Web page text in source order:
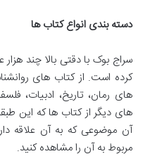
دسته بندی انواع کتاب ها
سراج بوک با دقتی بالا چند
کرده است. از کتاب های
های رمان، تاریخ، ادبیات،
های دیگر از کتاب ها که این
آن موضوعی که به آن علاقه
مربوط به آن را مشاهده کنید.